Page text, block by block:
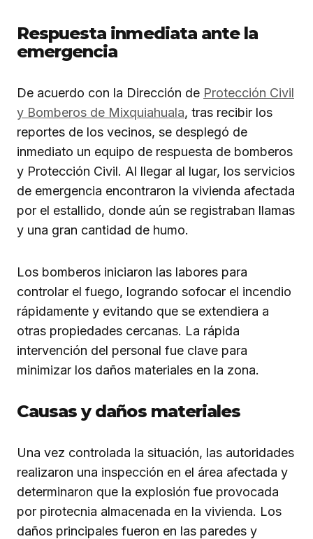
Respuesta inmediata ante la
emergencia
De acuerdo con la Dirección de Protección Civil
y Bomberos de Mixquiahuala, tras recibir los
reportes de los vecinos, se desplegó de
inmediato un equipo de respuesta de bomberos
y Protección Civil. Al llegar al lugar, los servicios
de emergencia encontraron la vivienda afectada
por el estallido, donde aún se registraban llamas
y una gran cantidad de humo.
Los bomberos iniciaron las labores para
controlar el fuego, logrando sofocar el incendio
rápidamente y evitando que se extendiera a
otras propiedades cercanas. La rápida
intervención del personal fue clave para
minimizar los daños materiales en la zona.
Causas y daños materiales
Una vez controlada la situación, las autoridades
realizaron una inspección en el área afectada y
determinaron que la explosión fue provocada
por pirotecnia almacenada en la vivienda. Los
daños principales fueron en las paredes y